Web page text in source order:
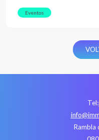
Eventos
Tel:
Rambla